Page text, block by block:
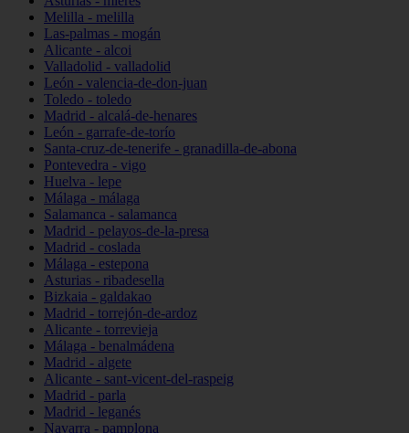
Melilla - melilla
Las-palmas - mogán
Alicante - alcoi
Valladolid - valladolid
León - valencia-de-don-juan
Toledo - toledo
Madrid - alcalá-de-henares
León - garrafe-de-torío
Santa-cruz-de-tenerife - granadilla-de-abona
Pontevedra - vigo
Huelva - lepe
Málaga - málaga
Salamanca - salamanca
Madrid - pelayos-de-la-presa
Madrid - coslada
Málaga - estepona
Asturias - ribadesella
Bizkaia - galdakao
Madrid - torrejón-de-ardoz
Alicante - torrevieja
Málaga - benalmádena
Madrid - algete
Alicante - sant-vicent-del-raspeig
Madrid - parla
Madrid - leganés
Navarra - pamplona